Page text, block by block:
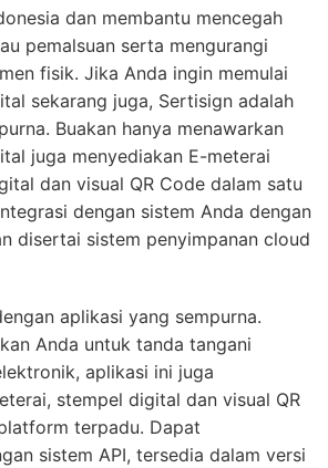
dan membantu mencegah
pemalsuan serta mengurangi
fisik. Jika Anda ingin memulai
sekarang juga, Sertisign adalah
Buakan hanya menawarkan
juga menyediakan E-meterai
dan visual QR Code dalam satu
dengan sistem Anda dengan
disertai sistem penyimpanan cloud
aplikasi yang sempurna.
Anda untuk tanda tangani
aplikasi ini juga
stempel digital dan visual QR
terpadu. Dapat
sistem API, tersedia dalam versi